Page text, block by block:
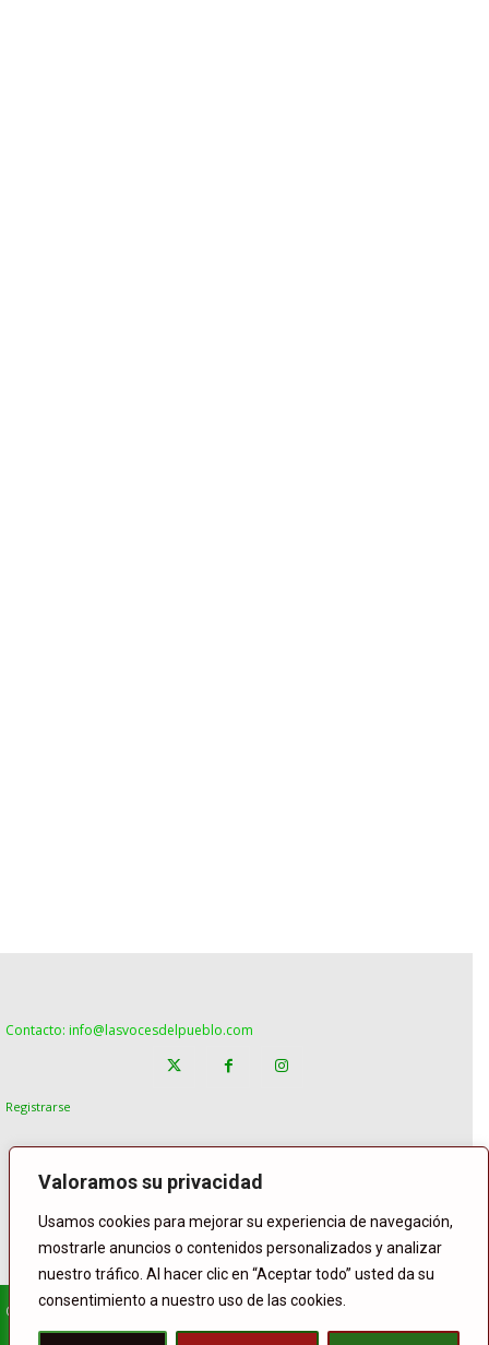
Valoramos su privacidad
Usamos cookies para mejorar su experiencia de navegación,
mostrarle anuncios o contenidos personalizados y analizar
nuestro tráfico. Al hacer clic en “Aceptar todo” usted da su
consentimiento a nuestro uso de las cookies.
Contacto: info@lasvocesdelpueblo.com
Registrarse
© Copyright Lasvocesdelpueblo